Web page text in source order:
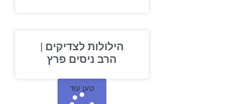
הילולות לצדיקים |
הרב ניסים פרץ
טען עוד